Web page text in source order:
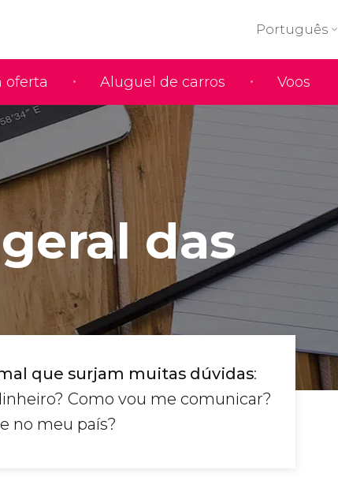
oferta Aluguel de carros Voos
Português
das
que surjam muitas dúvidas:
Como vou me comunicar?
no meu país?